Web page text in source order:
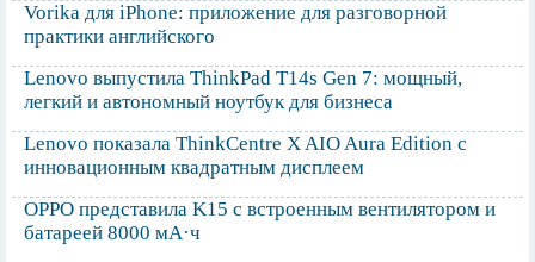
Vorika для iPhone: приложение для разговорной
практики английского
Lenovo выпустила ThinkPad T14s Gen 7: мощный,
легкий и автономный ноутбук для бизнеса
Lenovo показала ThinkCentre X AIO Aura Edition с
инновационным квадратным дисплеем
OPPO представила K15 с встроенным вентилятором и
батареей 8000 мА·ч